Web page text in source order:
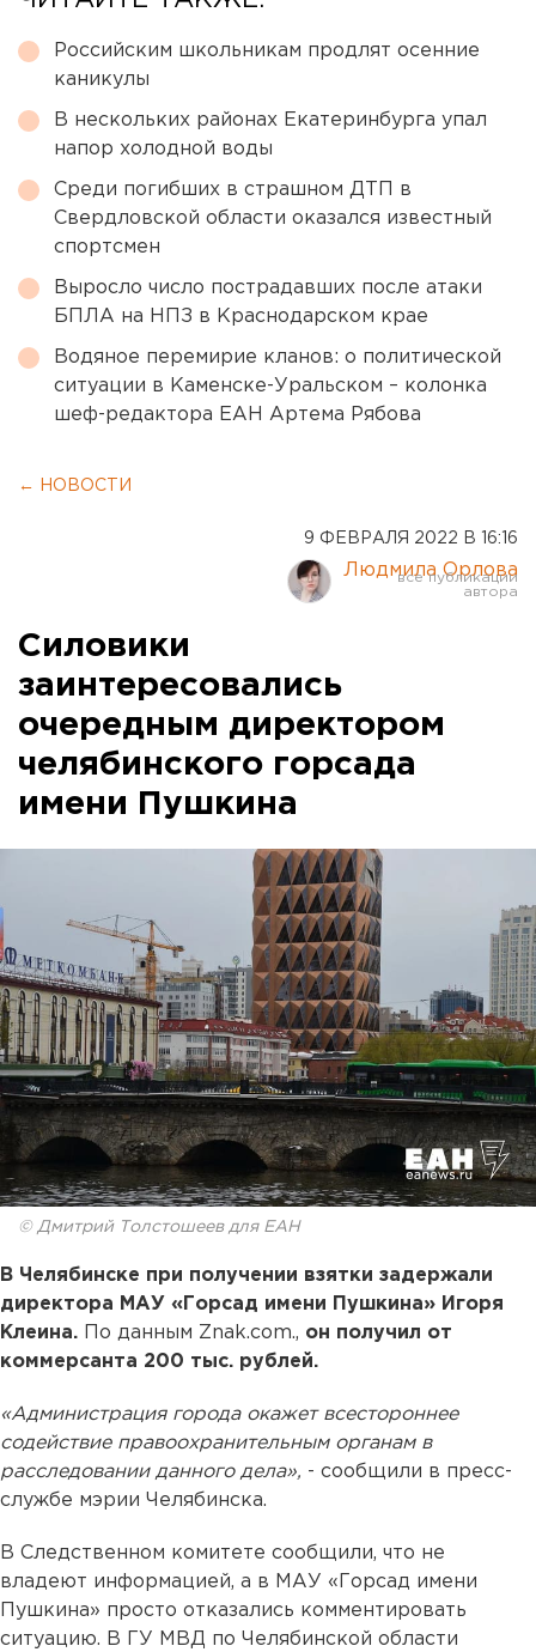
Российским школьникам продлят осенние
каникулы
В нескольких районах Екатеринбурга упал
напор холодной воды
Среди погибших в страшном ДТП в
Свердловской области оказался известный
спортсмен
Выросло число пострадавших после атаки
БПЛА на НПЗ в Краснодарском крае
Водяное перемирие кланов: о политической
ситуации в Каменске-Уральском – колонка
шеф-редактора ЕАН Артема Рябова
← НОВОСТИ
9 ФЕВРАЛЯ 2022 В 16:16
Людмила Орлова
Силовики
заинтересовались
очередным директором
челябинского горсада
имени Пушкина
© Дмитрий Толстошеев для ЕАН
В Челябинске при получении взятки задержали
директора МАУ «Горсад имени Пушкина» Игоря
Клеина. По данным Znak.com., он получил от
коммерсанта 200 тыс. рублей.
«Администрация города окажет всестороннее
содействие правоохранительным органам в
расследовании данного дела», - сообщили в пресс-
службе мэрии Челябинска.
В Следственном комитете сообщили, что не
владеют информацией, а в МАУ «Горсад имени
Пушкина» просто отказались комментировать
ситуацию. В ГУ МВД по Челябинской области